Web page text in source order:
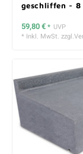
geschliffen - 8
59,80 €* UVP
* Inkl. MwSt. zzgl.